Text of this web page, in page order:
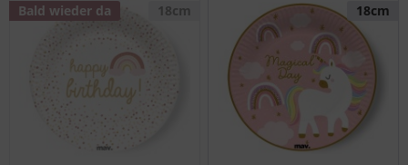
Bald wieder da 18cm 18cm